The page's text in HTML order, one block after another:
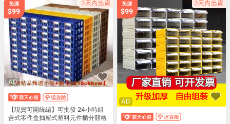
AD
【現貨可開統編】可批發 24小時組
合式零件盒抽屜式塑料元件櫃分類格
AD